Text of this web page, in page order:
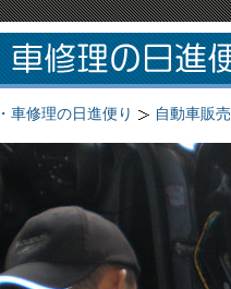
車修理の日進便り 自動車販売